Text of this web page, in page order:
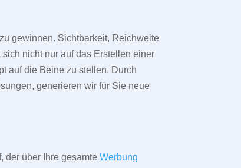
gewinnen. Sichtbarkeit, Reichweite
nicht nur auf das Erstellen einer
auf die Beine zu stellen. Durch
generieren wir für Sie neue
der über Ihre gesamteWerbung